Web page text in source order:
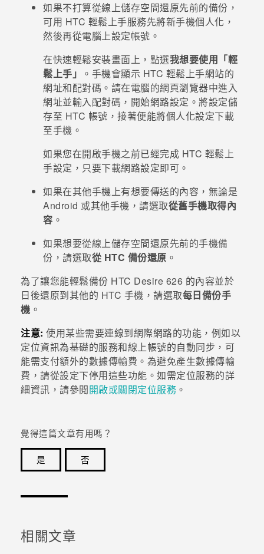
如果不打算從線上儲存空間還原先前的備份，
可用 HTC 輕鬆上手服務先將新手機個人化，
然後再從電腦上設定帳號。
在快速輕鬆安裝畫面上，點選我想要使用「輕
鬆上手」
。手機會顯示 HTC 輕鬆上手網站的
網址和配對碼。請在電腦的網頁瀏覽器中進入
網址並輸入配對碼，開始網路設定。將設定儲
存至 HTC 帳號，接著便能將個人化設定下載
至手機。
如果您在開啟手機之前已經完成 HTC 輕鬆上
手設定，只要下載網路設定即可。
如果在其他手機上有想要傳送的內容，無論是
Android 或其他手機，請選取從舊手機取得內
容 。
如果想要從線上儲存空間還原先前的手機備
份，請選取從 HTC 備份還原 。
為了讓您能輕鬆備份 HTC Desire 626 的內容並於
日後還原到其他的 HTC 手機，請選取每日備份手
機 。
注意: 使用某些需要連線到網際網路的功能，例如以
定位資訊為基礎的服務和線上帳號的自動同步，可
能需支付額外的數據傳輸費。為避免產生數據傳輸
費，請從設定下停用這些功能。如需定位服務的詳
細資訊，請參閱開啟或關閉定位服務 。
覺得這篇文章有用嗎？
是
否
相關文章